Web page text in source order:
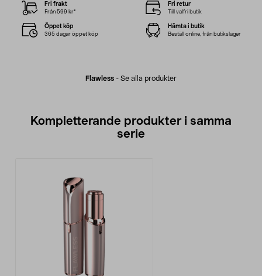
Flawless - Se alla produkter
Fri frakt
Från 599 kr*
Fri retur
Till valfri butik
Öppet köp
365 dagar öppet köp
Hämta i butik
Beställ online, från butikslager
Kompletterande produkter i samma
serie